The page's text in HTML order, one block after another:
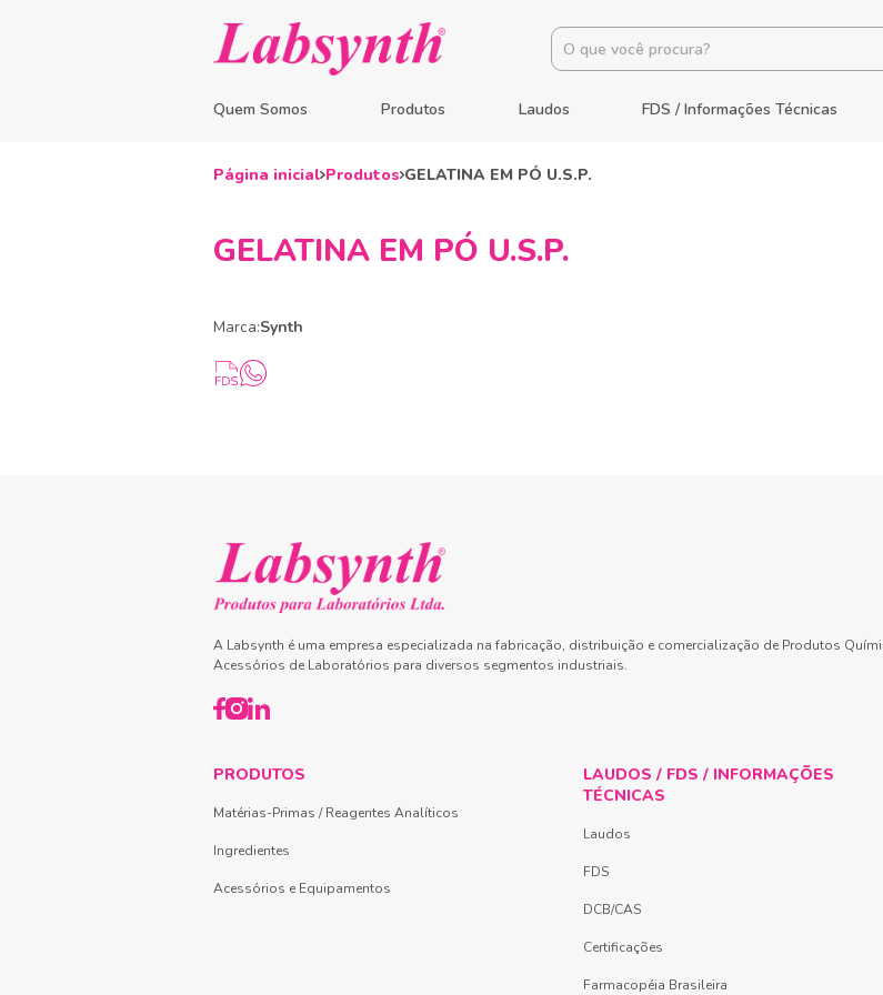
Quem Somos Produtos Laudos FDS / Informações Técnicas
Página inicial Produtos GELATINA EM PÓ U.S.P.
GELATINA EM PÓ U.S.P.
Marca:Synth
A Labsynth é uma empresa especializada na fabricação, distribuição e comercialização de Produtos
Acessórios de Laboratórios para diversos segmentos industriais.
PRODUTOS
Matérias-Primas / Reagentes Analíticos
Ingredientes
Acessórios e Equipamentos
LAUDOS / FDS / INFORMAÇÕES
TÉCNICAS
Laudos
FDS
DCB/CAS
Certificações
Farmacopéia Brasileira